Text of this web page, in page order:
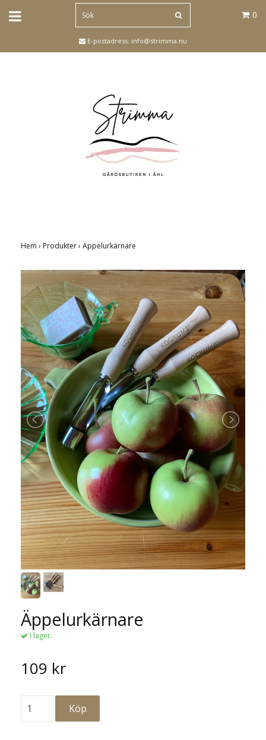
0
E-postadress: info@strimma.nu
Hem › Produkter› Äppelurkärnare
Äppelurkärnare
I lager.
109 kr